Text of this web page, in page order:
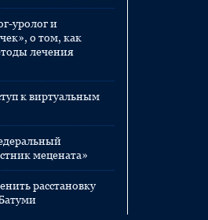
уролог и
о том, как
лечения
к виртуальным
мецената»
расстановку